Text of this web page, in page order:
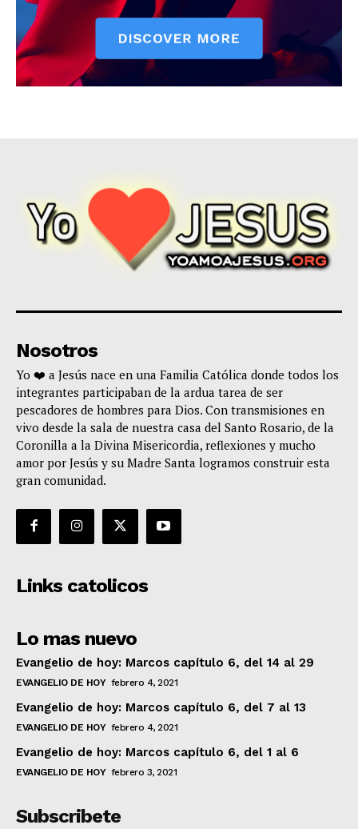
Nosotros
Yo ❤️ a Jesús nace en una Familia Católica donde todos los
integrantes participaban de la ardua tarea de ser
pescadores de hombres para Dios. Con transmisiones en
vivo desde la sala de nuestra casa del Santo Rosario, de la
Coronilla a la Divina Misericordia, reflexiones y mucho
amor por Jesús y su Madre Santa logramos construir esta
gran comunidad.
Links catolicos
Lo mas nuevo
Evangelio de hoy: Marcos capítulo 6, del 14 al 29
EVANGELIO DE HOY febrero 4, 2021
Evangelio de hoy: Marcos capítulo 6, del 7 al 13
EVANGELIO DE HOY febrero 4, 2021
Evangelio de hoy: Marcos capítulo 6, del 1 al 6
EVANGELIO DE HOY febrero 3, 2021
Subscribete